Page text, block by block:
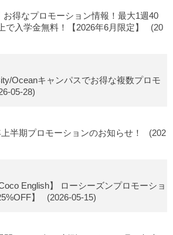
お得なプロモーション情報！最大1週40
で入学金無料！【2026年6月限定】
(20
Oceanキャンパスでお得な複数プロモ
05-28)
上半期プロモーションのお知らせ！
(202
English】 ローシーズンプロモーショ
】
(2026-05-15)